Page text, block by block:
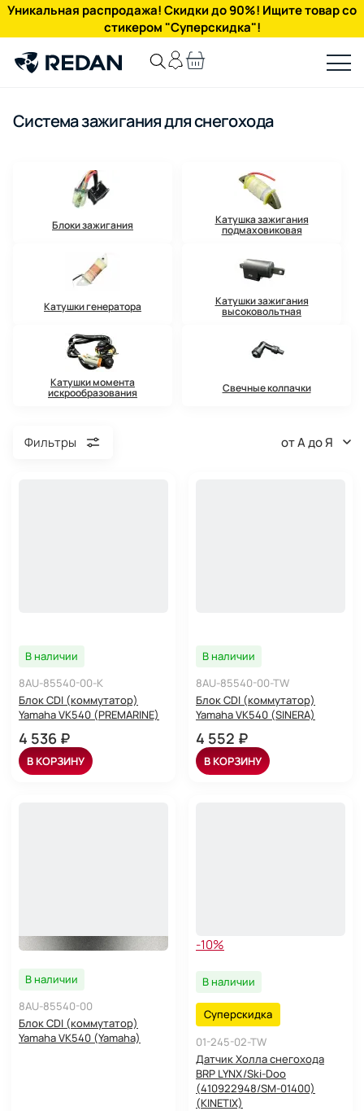
Уникальная распродажа! Скидки до 90%! Ищите товар со
стикером "Суперскидка"!
Система зажигания для снегохода
Блоки зажигания Катушка зажигания
подмаховиковая
Катушки генератора Катушки зажигания
высоковольтная
Катушки момента
искрообразования Свечные колпачки
Фильтры от А до Я
В наличии
8AU-85540-00-K
Блок CDI (коммутатор)
Yamaha VK540 (PREMARINE)
4 536 ₽
В КОРЗИНУ
В наличии
8AU-85540-00-TW
Блок CDI (коммутатор)
Yamaha VK540 (SINERA)
4 552 ₽
В КОРЗИНУ
В наличии
8AU-85540-00
Блок CDI (коммутатор)
Yamaha VK540 (Yamaha)
-10%
В наличии
Суперскидка
01-245-02-TW
Датчик Холла снегохода
BRP LYNX/Ski-Doo
(410922948/SM-01400)
(KINETIX)